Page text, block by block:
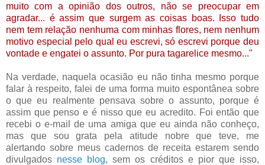
muito com a opinião dos outros, não se preocupar em
agradar... é assim que surgem as coisas boas. Isso tudo
nem tem relação nenhuma com minhas flores, nem nenhum
motivo especial pelo qual eu escrevi, só escrevi porque deu
vontade e engatei o assunto. Por pura tagarelice mesmo..."
Na verdade, naquela ocasião eu não tinha mesmo porque
falar à respeito, falei de uma forma muito espontânea sobre
o que eu realmente pensava sobre o assunto, porque é
assim que penso e é nisso que eu acredito. Foi então que
recebi o e-mail de uma amiga que eu ainda não conheço,
mas que sou grata pela atitude nobre que teve, me
alertando sobre meus cadernos de receita estarem sendo
divulgados nesse blog, sem os créditos e pior que isso,